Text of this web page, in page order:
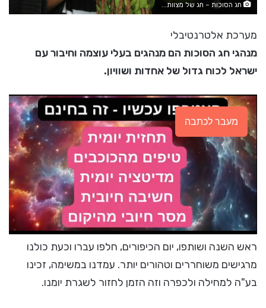
חג הסוכות – חג של מצוות...
מערכת אלטרנטיבלי
מנהגי חג הסוכות הם מנהגים בעלי עוצמה וחיבור עם
ישראל לכוח גדול של אחדות ושוויון.
מעבר לכתבה
ראש השנה ושותפו, יום הכיפורים, חלפו עברו וכעת כולנו
מרגישים משוחררים וטהורים יותר. עמדנו במשימה, זכינו
בע"ה למחילה ולכפרה וזה הזמן לחזור לשגרת יומנו.